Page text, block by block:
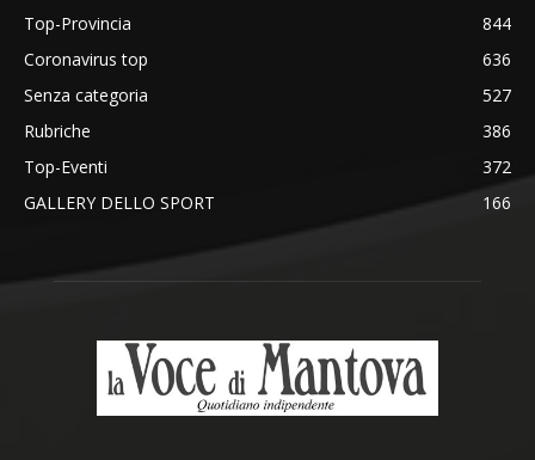
Top-Provincia
844
Coronavirus top
636
Senza categoria
527
Rubriche
386
Top-Eventi
372
GALLERY DELLO SPORT
166